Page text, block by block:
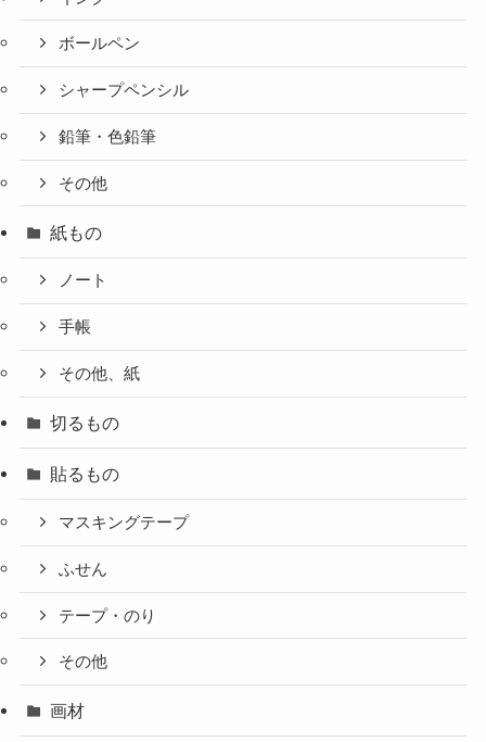
ボールペン
シャープペンシル
鉛筆・色鉛筆
その他
紙もの
ノート
手帳
その他、紙
切るもの
貼るもの
マスキングテープ
ふせん
テープ・のり
その他
画材